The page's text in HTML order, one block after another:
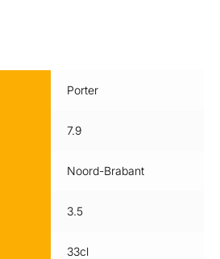
Porter
7.9
Noord-Brabant
3.5
33cl